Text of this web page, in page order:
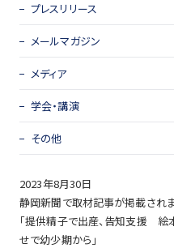
プレスリリース
メールマガジン
メディア
学会・講演
その他
2023年8月30日
静岡新聞で取材記事が掲載されま
「提供精子で出産、告知支援
せで幼少期から」